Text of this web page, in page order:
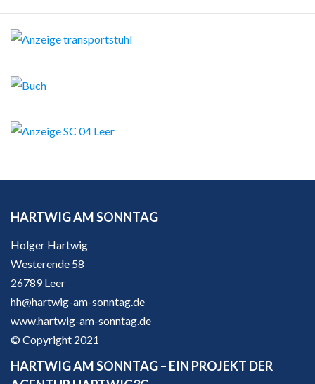
HARTWIG AM SONNTAG
Holger Hartwig
Westerende 58
26789 Leer
hh@hartwig-am-sonntag.de
www.hartwig-am-sonntag.de
© Copyright 2021
HARTWIG AM SONNTAG – EIN PROJEKT DER